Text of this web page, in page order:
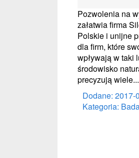
Pozwolenia na
załatwia firma
Polskie i unijne
dla firm, które
wpływają w taki
środowisko
precyzują wiele...
Dodane: 2017-
Kategoria: